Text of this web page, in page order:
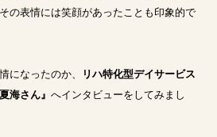
の表情には笑顔があったことも印象的で
になったのか、
リハ特化型デイサービス
海さん』 へインタビューをしてみまし